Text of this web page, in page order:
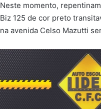
Neste momento,
Biz 125 de cor preto
na avenida Celso Mazutti